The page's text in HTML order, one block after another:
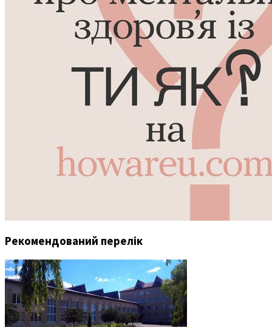
Рекомендований перелік